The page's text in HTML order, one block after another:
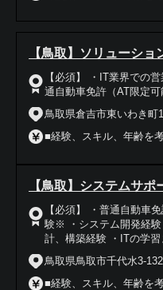
【鳥取】ソリューショ
【必須】 ・IT業界での
通自動車免許（AT限定可
鳥取県倉吉市東いわき町
■経験、スキル、年齢を
【鳥取】システムサポ
【必須】 ・普通自動車
験※ ・システム開発経
計、構築経験 ・ITの学
鳥取県鳥取市千代水3-132
■経験、スキル、年齢を